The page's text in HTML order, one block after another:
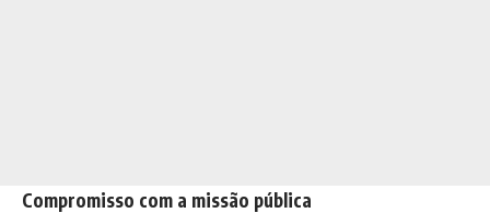
Compromisso com a missão pública